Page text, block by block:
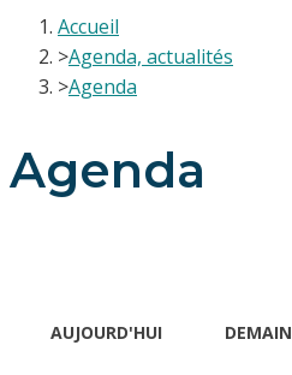
Accueil
>Agenda, actualités
>Agenda
Agenda
AUJOURD'HUI DEMAIN